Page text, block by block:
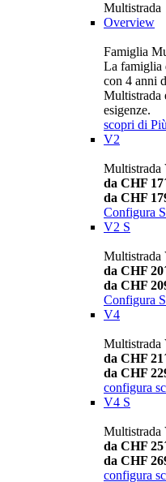
Multistrada
Overview
Famiglia
La famiglia
con 4 anni
Multistrada
esigenze.
scopri di Più
V2
Multistrada
da CHF
da CHF
Configura
V2 S
Multistrada
da CHF
da CHF
Configura
V4
Multistrada
da CHF
da CHF
configura
V4 S
Multistrada
da CHF
da CHF
configura